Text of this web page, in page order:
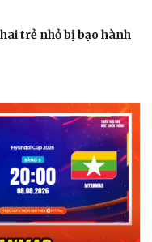
trẻ nhỏ bị bạo hành